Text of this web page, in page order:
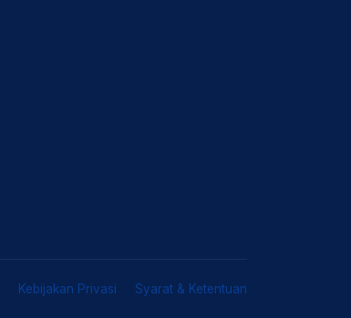
Kebijakan Privasi Syarat & Ketentuan